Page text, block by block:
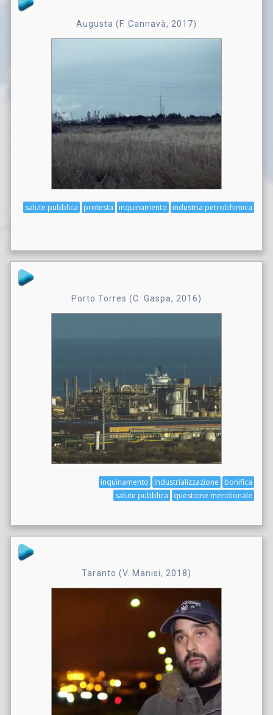
Augusta (F. Cannavà, 2017)
industria petrolchimica
inquinamento
protesta
salute pubblica
Porto Torres (C. Gaspa, 2016)
bonifica
Industrializzazione
inquinamento
questione meridionale
salute pubblica
Taranto (V. Manisi, 2018)